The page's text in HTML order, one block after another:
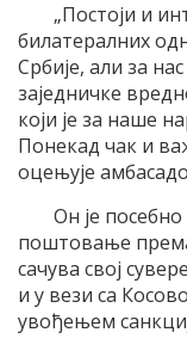
„Постоји и
билатералних
Србије, али за
заједничке
који је за наше
Понекад чак и
оцењује
Он је
поштовање
сачува свој
и у вези са
увођењем